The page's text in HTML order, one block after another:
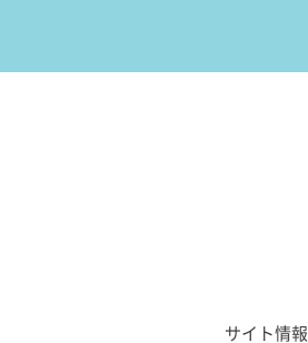
サイト情報